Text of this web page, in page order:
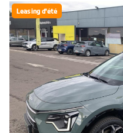
Leasing d'été